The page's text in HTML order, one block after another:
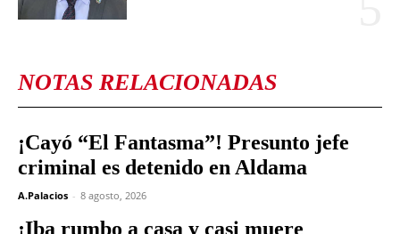
NOTAS RELACIONADAS
¡Cayó “El Fantasma”! Presunto jefe
criminal es detenido en Aldama
A.Palacios - 8 agosto, 2026
¡Iba rumbo a casa y casi muere